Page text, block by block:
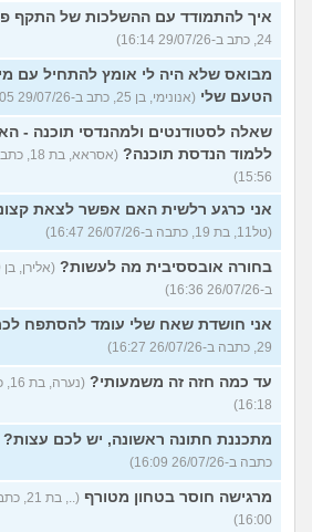
איך להתמודד עם ההשלכות של התקף
24, כתב ב-29/07/26 16:14)
מבואס שלא היה לי אומץ להתחיל עם
הטעם שלי (אנונימי, בן 25, כתב ב-29/07/26 16:05)
שאלה לסטודנטים ולמהנדסי תוכנה -
ללמוד הנדסת תוכנה?
15:56)
אני כרגע רלשית האם אפשר לצאת
(טל11, בת 19, כתבה ב-26/07/26 16:47)
בחורה אובססיבית מה לעשות?
ב-26/07/26 16:36)
אני חושדת שאח שלי עומד להסתפח
29, כתבה ב-26/07/26 16:27)
עד כמה חזה זה משמעותי?
16:18)
מתכננת חתונה ראשונה, יש לכם עצות?
כתבה ב-26/07/26 16:09)
מרגישה חוסר בטחון מטורף
16:00)